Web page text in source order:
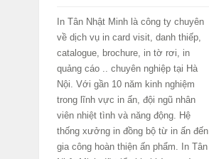
In Tân Nhật Minh là công ty chuyên
về dịch vụ in card visit, danh thiếp,
catalogue, brochure, in tờ rơi, in
quảng cáo .. chuyên nghiệp tại Hà
Nội. Với gần 10 năm kinh nghiệm
trong lĩnh vực in ấn, đội ngũ nhân
viên nhiệt tình và năng động. Hệ
thống xưởng in đồng bộ từ in ấn đến
gia công hoàn thiện ấn phẩm. In Tân